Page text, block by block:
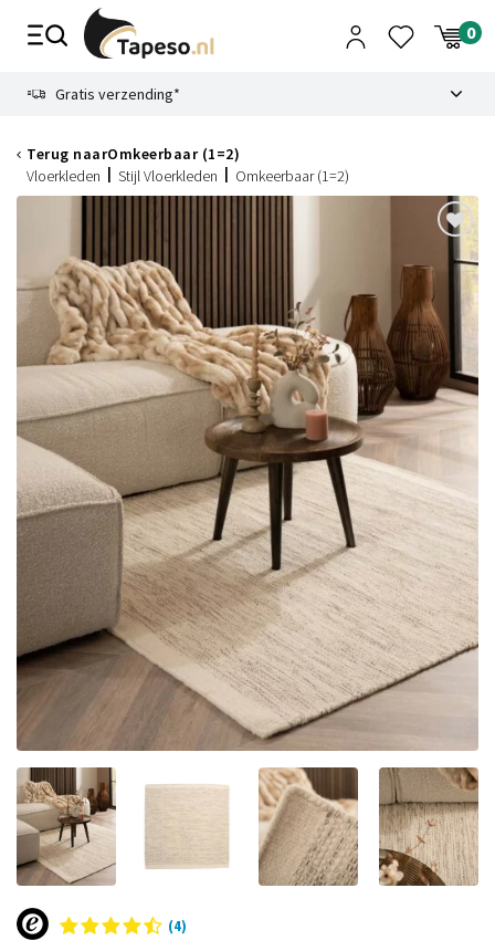
Gratis verzending*
Terug naarOmkeerbaar (1=2)
Vloerkleden
Stijl Vloerkleden Omkeerbaar (1=2)
(4)